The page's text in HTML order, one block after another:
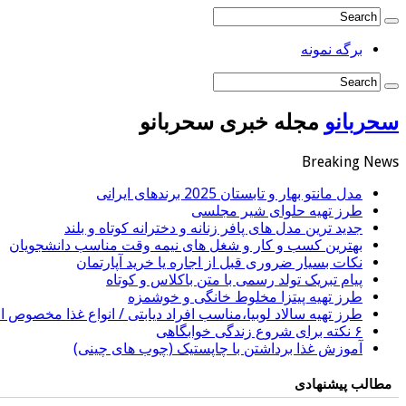
برگه نمونه
سحربانو مجله خبری سحربانو
Breaking News
مدل مانتو بهار و تابستان 2025 برندهای ایرانی
طرز تهیه حلوای شیر مجلسی
جدید ترین مدل های پافر زنانه و دخترانه کوتاه و بلند
بهترین کسب و کار و شغل های نیمه وقت مناسب دانشجویان
نکات بسیار ضروری قبل از اجاره یا خرید آپارتمان
پیام تبریک تولد رسمی با متن باکلاس و کوتاه
طرز تهیه پیتزا مخلوط خانگی و خوشمزه
طرز تهیه سالاد لوبیا،مناسب افراد دیابتی / انواع غذا مخصوص
۶ نکته برای شروع زندگی خوابگاهی
آموزش غذا برداشتن با چاپستیک (چوب های چینی)
مطالب پیشنهادی